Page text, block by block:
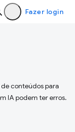
Fazer login
conteúdos para
IA podem ter erros.